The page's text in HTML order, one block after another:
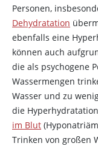
Personen,
Dehydratation
ebenfalls eine
können auch
die als psychogene
Wassermengen
Wasser und zu
die
im Blut
Trinken von großen